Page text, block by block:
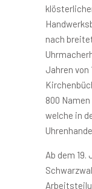
nach
Jahren von
800
welche in
Ab dem